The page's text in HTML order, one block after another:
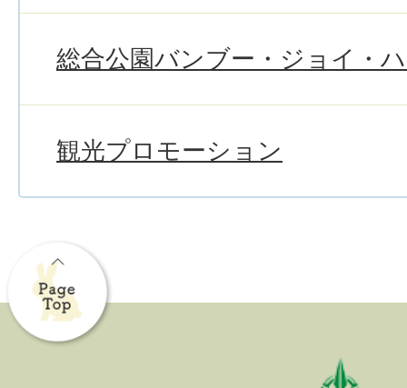
総合公園バンブー・ジョイ・
観光プロモーション